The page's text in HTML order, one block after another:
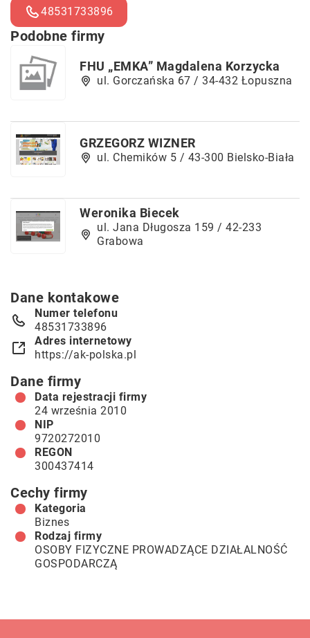
48531733896
Podobne firmy
FHU „EMKA” Magdalena Korzycka
ul. Gorczańska 67 / 34-432 Łopuszna
GRZEGORZ WIZNER
ul. Chemików 5 / 43-300 Bielsko-Biała
Weronika Biecek
ul. Jana Długosza 159 / 42-233
Grabowa
Dane kontakowe
Numer telefonu
48531733896
Adres internetowy
https://ak-polska.pl
Dane firmy
Data rejestracji firmy
24 września 2010
NIP
9720272010
REGON
300437414
Cechy firmy
Kategoria
Biznes
Rodzaj firmy
OSOBY FIZYCZNE PROWADZĄCE DZIAŁALNOŚĆ
GOSPODARCZĄ